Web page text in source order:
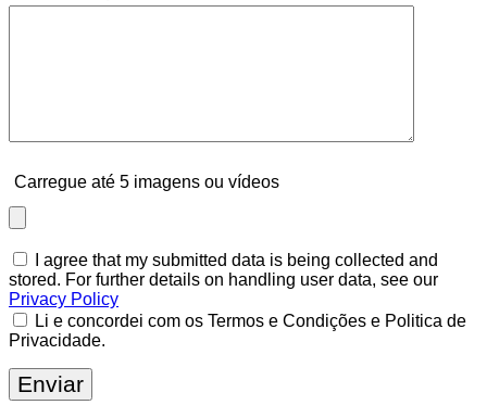
Carregue até 5 imagens ou vídeos
I agree that my submitted data is being collected and
stored. For further details on handling user data, see our
Privacy Policy
Li e concordei com os Termos e Condições e Politica de
Privacidade.